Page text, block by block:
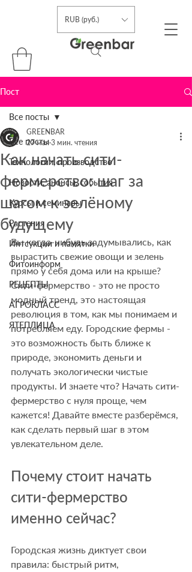
RUB (руб.)
Пост
Все посты
Технологии, производство
Новости, анонсы, события
Курсы и семинары
Растения
Интсукции и памятки
Фитоинформ
РЕЦЕПТЫ
АГРОКЛАСС
ЯТЕПЛИЦА
Все посты
Как начать сити-
фермерство: шаг за
шагом к зелёному
будущему
GREENBAR
27 мая 3 мин. чтения
Вы когда-нибудь задумывались, как
вырастить свежие овощи и зелень
прямо у себя дома или на крыше?
Сити-фермерство - это не просто
модный тренд, это настоящая
революция в том, как мы понимаем и
потребляем еду. Городские фермы -
это возможность быть ближе к
природе, экономить деньги и
получать экологически чистые
продукты. И знаете что? Начать сити-
фермерство с нуля проще, чем
кажется! Давайте вместе разберёмся,
как сделать первый шаг в этом
увлекательном деле.
Почему стоит начать
сити-фермерство
именно сейчас?
Городская жизнь диктует свои
правила: быстрый ритм,